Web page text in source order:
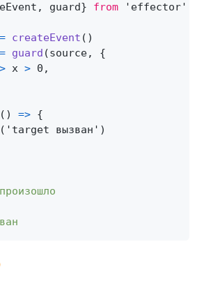
, guard} from 'effector'
= createEvent ( )
= guard (source,
{
x > 0 ,
( ) => {
( 'target вызван' )